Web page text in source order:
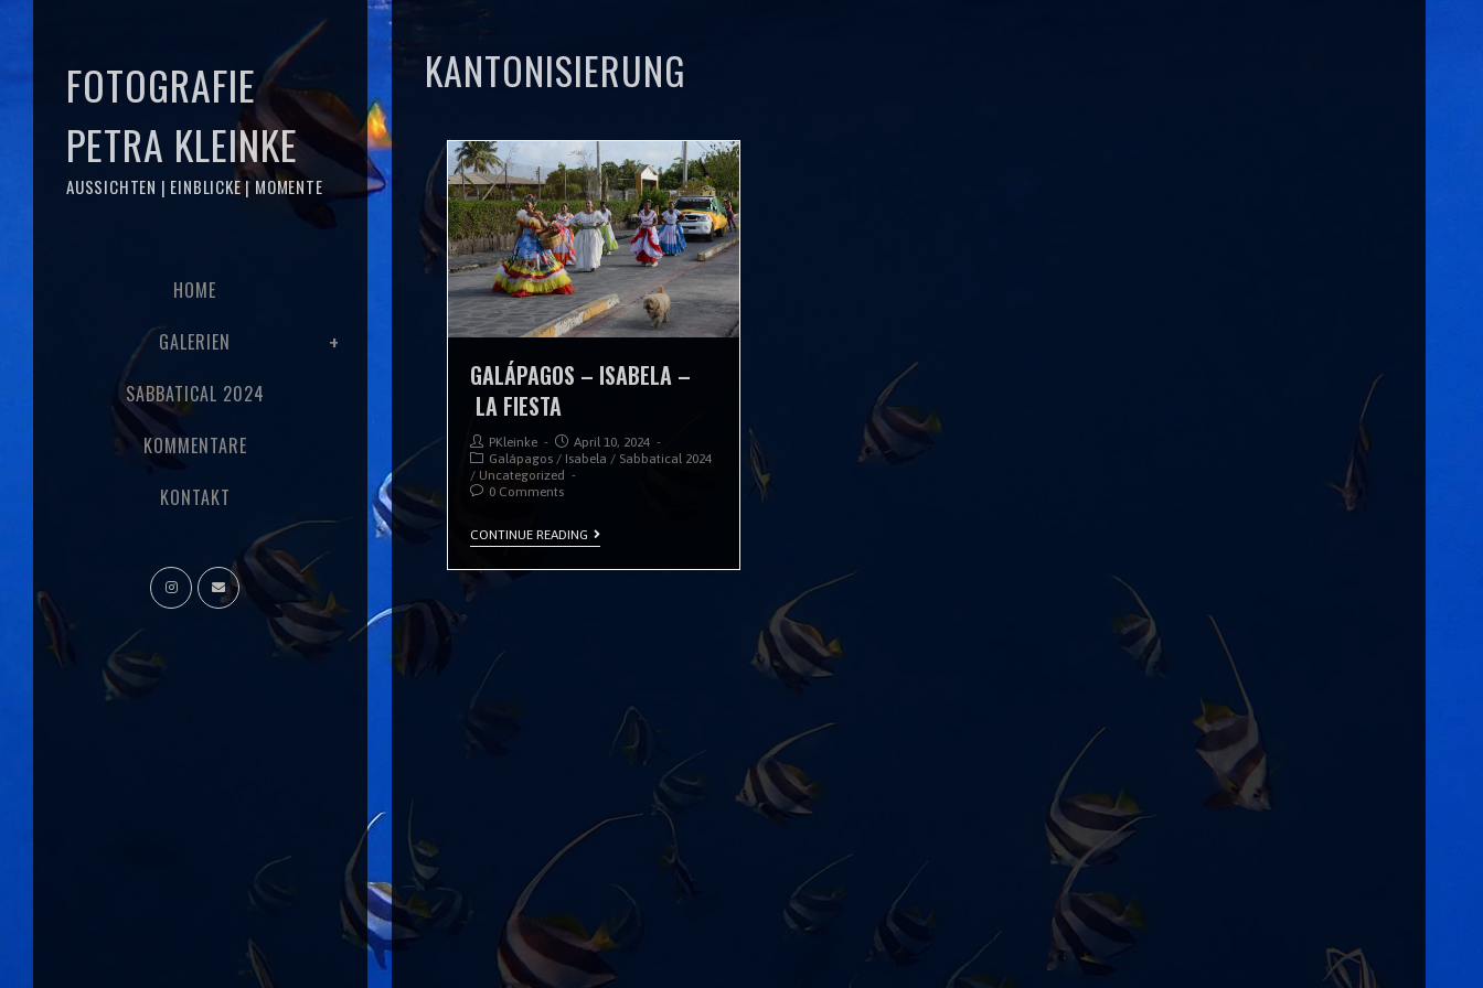
FOTOGRAFIE
PETRA KLEINKE
AUSSICHTEN | EINBLICKE | MOMENTE
HOME
GALERIEN
SABBATICAL 2024
KOMMENTARE
KONTAKT
KANTONISIERUNG
GALÁPAGOS – ISABELA –
LA FIESTA
PKleinke
April 10, 2024
Galápagos / Isabela / Sabbatical 2024
/ Uncategorized
0 Comments
CONTINUE READING